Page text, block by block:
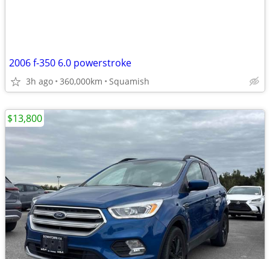
2006 f-350 6.0 powerstroke
3h ago 360,000km Squamish
$13,800